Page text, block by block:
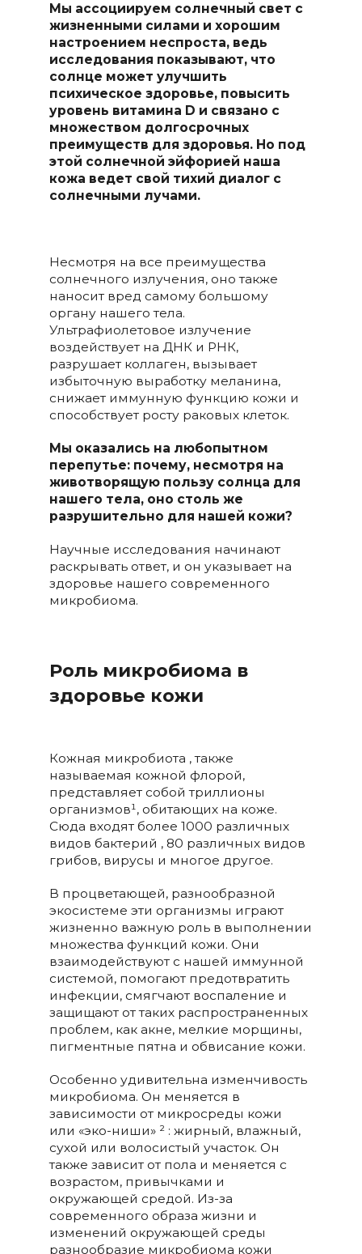
Мы ассоциируем солнечный свет с
жизненными силами и хорошим
настроением неспроста, ведь
исследования показывают, что
солнце может улучшить
психическое здоровье, повысить
уровень витамина D и связано с
множеством долгосрочных
преимуществ для здоровья. Но под
этой солнечной эйфорией наша
кожа ведет свой тихий диалог с
солнечными лучами.
Несмотря на все преимущества
солнечного излучения, оно также
наносит вред самому большому
органу нашего тела.
Ультрафиолетовое излучение
воздействует на ДНК и РНК,
разрушает коллаген, вызывает
избыточную выработку меланина,
снижает иммунную функцию кожи и
способствует росту раковых клеток.
Мы оказались на любопытном
перепутье: почему, несмотря на
животворящую пользу солнца для
нашего тела, оно столь же
разрушительно для нашей кожи?
Научные исследования начинают
раскрывать ответ, и он указывает на
здоровье нашего современного
микробиома.
Роль микробиома в
здоровье кожи
Кожная микробиота , также
называемая кожной флорой,
представляет собой триллионы
организмов¹, обитающих на коже.
Сюда входят более 1000 различных
видов бактерий , 80 различных видов
грибов, вирусы и многое другое.
В процветающей, разнообразной
экосистеме эти организмы играют
жизненно важную роль в выполнении
множества функций кожи. Они
взаимодействуют с нашей иммунной
системой, помогают предотвратить
инфекции, смягчают воспаление и
защищают от таких распространенных
проблем, как акне, мелкие морщины,
пигментные пятна и обвисание кожи.
Особенно удивительна изменчивость
микробиома. Он меняется в
зависимости от микросреды кожи
или «эко-ниши» ² : жирный, влажный,
сухой или волосистый участок. Он
также зависит от пола и меняется с
возрастом, привычками и
окружающей средой. Из-за
современного образа жизни и
изменений окружающей среды
разнообразие микробиома кожи